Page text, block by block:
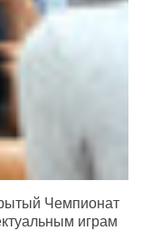
Чемпионат
играм